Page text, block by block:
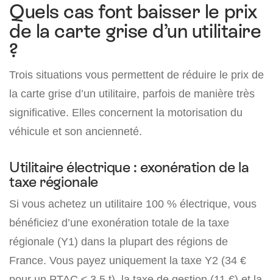
Quels cas font baisser le prix
de la carte grise d’un utilitaire
?
Trois situations vous permettent de réduire le prix de
la carte grise d’un utilitaire, parfois de manière très
significative. Elles concernent la motorisation du
véhicule et son ancienneté.
Utilitaire électrique : exonération de la
taxe régionale
Si vous achetez un utilitaire 100 % électrique, vous
bénéficiez d’une exonération totale de la taxe
régionale (Y1) dans la plupart des régions de
France. Vous payez uniquement la taxe Y2 (34 €